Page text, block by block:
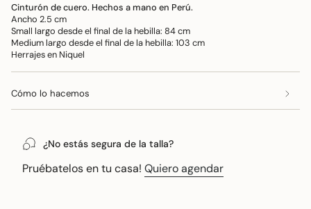
de
{{
quantity
}}",
"maximum_of"=>"Máximo
{{
quantity
Cinturón de cuero. Hechos a mano en Perú.
Ancho 2.5 cm
Small largo desde el final de la hebilla: 84 cm
Medium largo desde el final de la hebilla: 103 cm
Herrajes en Niquel
Cómo lo hacemos
¿No estás segura de la talla?
Pruébatelos en tu casa! Quiero agendar